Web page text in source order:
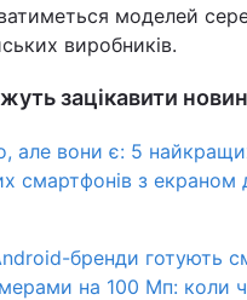
моделей
виробників.
зацікавити
але вони є: 5
смартфонів з екраном
бренди готують
на 100 Мп: коли